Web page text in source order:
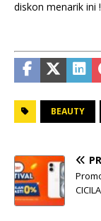
diskon menarik ini
BEAUTY